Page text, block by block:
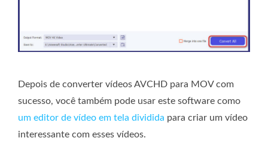
Depois de converter vídeos AVCHD para MOV com
sucesso, você também pode usar este software como
um editor de vídeo em tela dividida para criar um vídeo
interessante com esses vídeos.